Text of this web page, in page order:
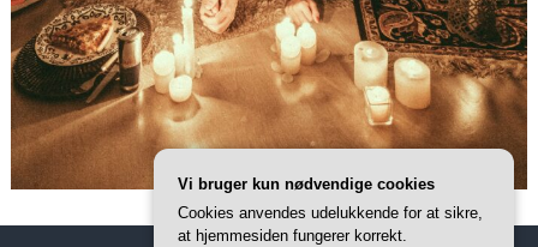
Vi bruger kun nødvendige cookies
Cookies anvendes udelukkende for at sikre,
at hjemmesiden fungerer korrekt.